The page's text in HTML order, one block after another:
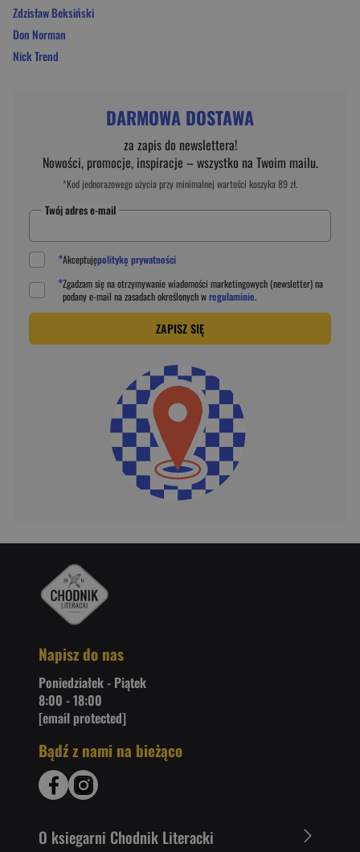
Zdzisław Beksiński
Don Norman
Nick Trend
DARMOWA DOSTAWA
za zapis do newslettera!
Nowości, promocje, inspiracje – wszystko na Twoim mailu.
*Kod jednorazowego użycia przy minimalnej wartości koszyka 89 zł.
Twój adres e-mail
*Akceptujępolitykę prywatności
*Zgadzam się na otrzymywanie wiadomości marketingowych (newsletter) na
podanye-mail na zasadach określonych wregulaminie.
ZAPISZ SIĘ
Napisz do nas
Poniedziałek - Piątek
8:00 - 18:00
[email protected]
Bądź z nami na bieżąco
O ksiegarni Chodnik Literacki